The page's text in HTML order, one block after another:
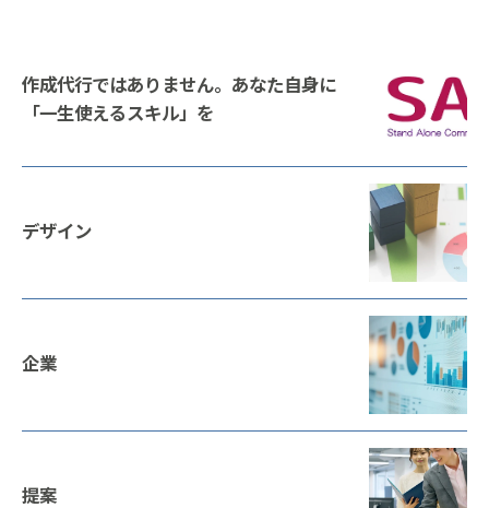
作成代行ではありません。あなた自身に
「一生使えるスキル」を
デザイン
企業
提案